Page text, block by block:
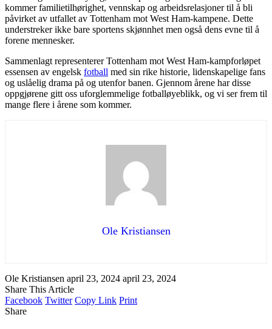
kommer familietilhørighet, vennskap og arbeidsrelasjoner til å bli
påvirket av utfallet av Tottenham mot West Ham-kampene. Dette
understreker ikke bare sportens skjønnhet men også dens evne til å
forene mennesker.
Sammenlagt representerer Tottenham mot West Ham-kampforløpet
essensen av engelsk fotball med sin rike historie, lidenskapelige fans
og uslåelig drama på og utenfor banen. Gjennom årene har disse
oppgjørene gitt oss uforglemmelige fotballøyeblikk, og vi ser frem til
mange flere i årene som kommer.
Ole Kristiansen
Ole Kristiansen april 23, 2024 april 23, 2024
Share This Article
Facebook Twitter Copy Link Print
Share